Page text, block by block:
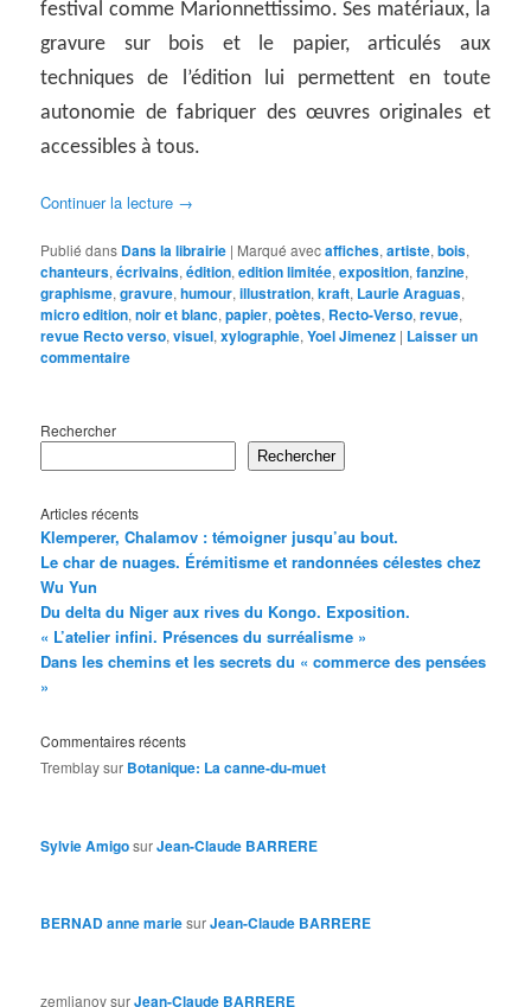
festival comme Marionnettissimo. Ses matériaux, la
gravure sur bois et le papier, articulés aux
techniques de l’édition lui permettent en toute
autonomie de fabriquer des œuvres originales et
accessibles à tous.
Continuer la lecture →
Publié dans Dans la librairie | Marqué avecaffiches,artiste,bois,
chanteurs,écrivains,édition,edition limitée,exposition,fanzine,
graphisme,gravure,humour,illustration,kraft, Laurie Araguas,
micro edition,noir et blanc,papier,poètes, Recto-Verso,revue,
revue Recto verso,visuel,xylographie,Yoel Jimenez | Laisser un
commentaire
Rechercher
Rechercher
Articles récents
Klemperer, Chalamov : témoigner jusqu’au bout.
Le char de nuages. Érémitisme et randonnées célestes chez
Wu Yun
Du delta du Niger aux rives du Kongo. Exposition.
« L’atelier infini. Présences du surréalisme »
Dans les chemins et les secrets du « commerce des pensées
»
Commentaires récents
Tremblaysur Botanique: La canne-du-muet
Sylvie AmigosurJean-Claude BARRERE
BERNAD anne mariesurJean-Claude BARRERE
zemlianoysurJean-Claude BARRERE